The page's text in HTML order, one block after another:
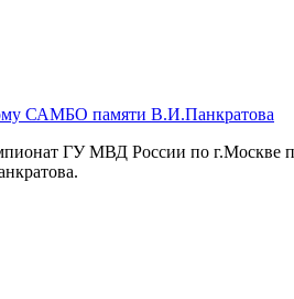
САМБО памяти В.И.Панкратова
ГУ МВД России по